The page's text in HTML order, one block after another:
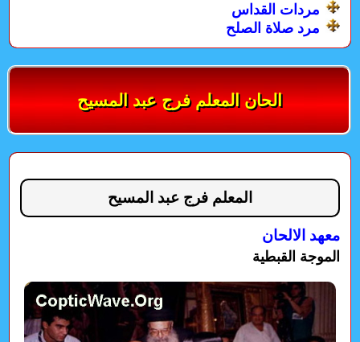
مردات القداس
مرد صلاة الصلح
الحان المعلم فرج عبد المسيح
المعلم فرج عبد المسيح
معهد الالحان
الموجة القبطية